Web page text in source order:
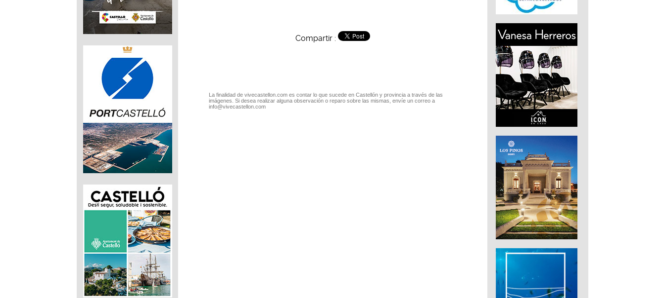
Compartir :
La finalidad de vivecastellon.com es contar lo que sucede en Castellón y provincia a través de las
imágenes. Si desea realizar alguna observación o reparo sobre las mismas, envíe un correo a
info@vivecastellon.com